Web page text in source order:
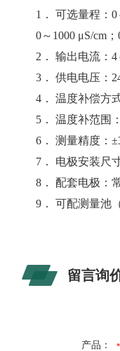
1． 可选量程：0
0～1000 μS/cm；
2． 输出电流：4
3． 供电电压：
4． 温度补偿方
5． 温度补范围
6． 测量精度：
7． 电极安装尺
8． 配套电极：
9． 可配测量池
留言询
产品：